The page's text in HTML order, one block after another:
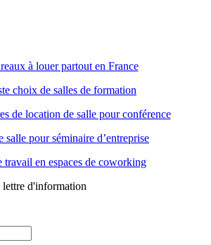
à louer partout en France
choix de salles de formation
de location de salle pour conférence
salle pour séminaire d’entreprise
travail en espaces de coworking
d'information